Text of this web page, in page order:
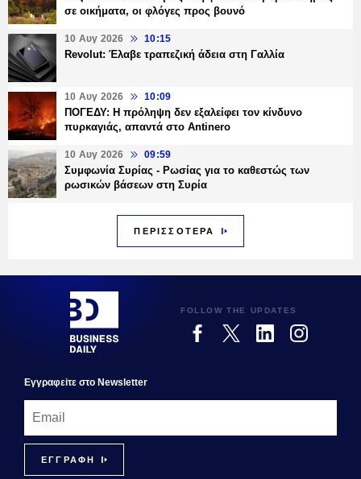
σε οικήματα, οι φλόγες προς βουνό
10 Αυγ 2026 10:15
Revolut: Έλαβε τραπεζική άδεια στη Γαλλία
10 Αυγ 2026 10:09
ΠΟΓΕΔΥ: Η πρόληψη δεν εξαλείφει τον κίνδυνο
πυρκαγιάς, απαντά στο Antinero
10 Αυγ 2026 09:59
Συμφωνία Συρίας - Ρωσίας για το καθεστώς των
ρωσικών βάσεων στη Συρία
ΠΕΡΙΣΣΟΤΕΡΑ
FOLLOW THE UPDATES
Εγγραφεiτε στο Newsletter